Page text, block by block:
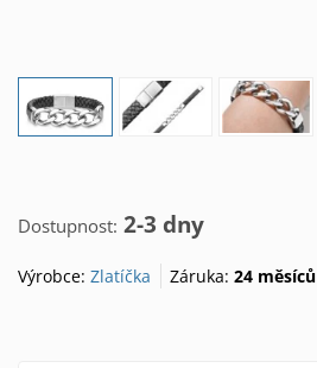
Dostupnost: 2-3 dny
Výrobce: Zlatíčka Záruka:24 měsíců